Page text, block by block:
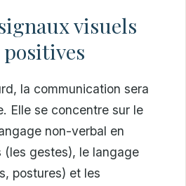
visuels
la communication sera
Elle se concentre sur le
non-verbal en
(les gestes), le langage
postures) et les